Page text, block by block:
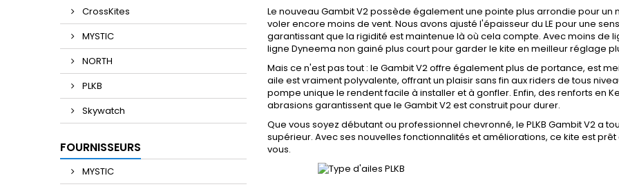
CrossKites
MYSTIC
NORTH
PLKB
Skywatch
FOURNISSEURS
MYSTIC
Le nouveau Gambit V2 possède également une pointe plus arrondie pour
voler encore moins de vent. Nous avons ajusté l'épaisseur du LE pour une
garantissant que la rigidité est maintenue là où cela compte. Avec moins de
ligne Dyneema non gainé plus court pour garder le kite en meilleur réglage
Mais ce n'est pas tout : le Gambit V2 offre également plus de portance, est
aile est vraiment polyvalente, offrant un plaisir sans fin aux riders de tous
pompe unique le rendent facile à installer et à gonfler. Enfin, des renforts en
abrasions garantissent que le Gambit V2 est construit pour durer.
Que vous soyez débutant ou professionnel chevronné, le PLKB Gambit V2 a
supérieur. Avec ses nouvelles fonctionnalités et améliorations, ce kite est
vous.